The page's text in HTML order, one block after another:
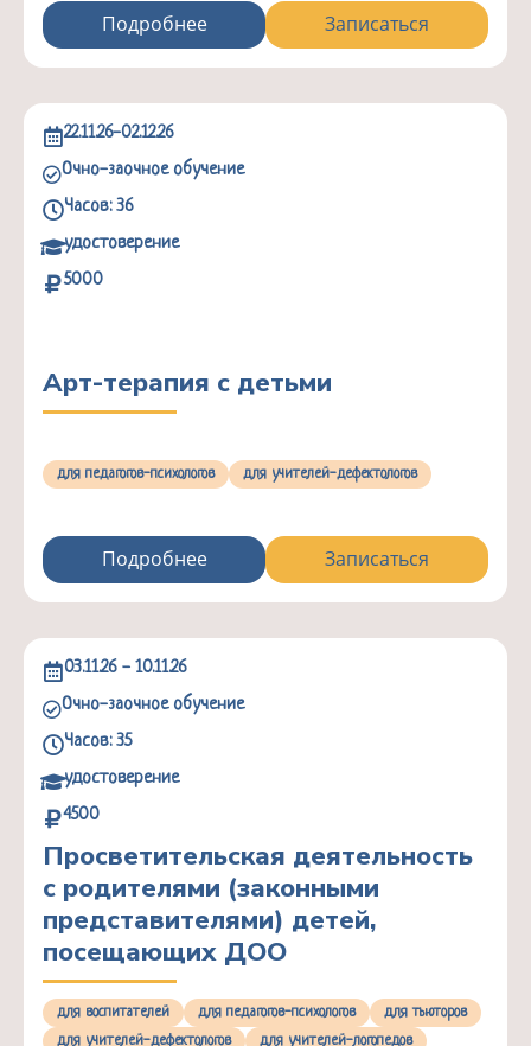
Подробнее Записаться
22.11.26-02.12.26
Очно-заочное обучение
Часов: 36
удостоверение
5000
Арт-терапия с детьми
для педагогов-психологов для учителей-дефектологов
Подробнее Записаться
03.11.26 - 10.11.26
Очно-заочное обучение
Часов: 35
удостоверение
4500
Просветительская деятельность
с родителями (законными
представителями) детей,
посещающих ДОО
для воспитателей для педагогов-психологов
для тьюторов
для учителей-дефектологов
для учителей-логопедов